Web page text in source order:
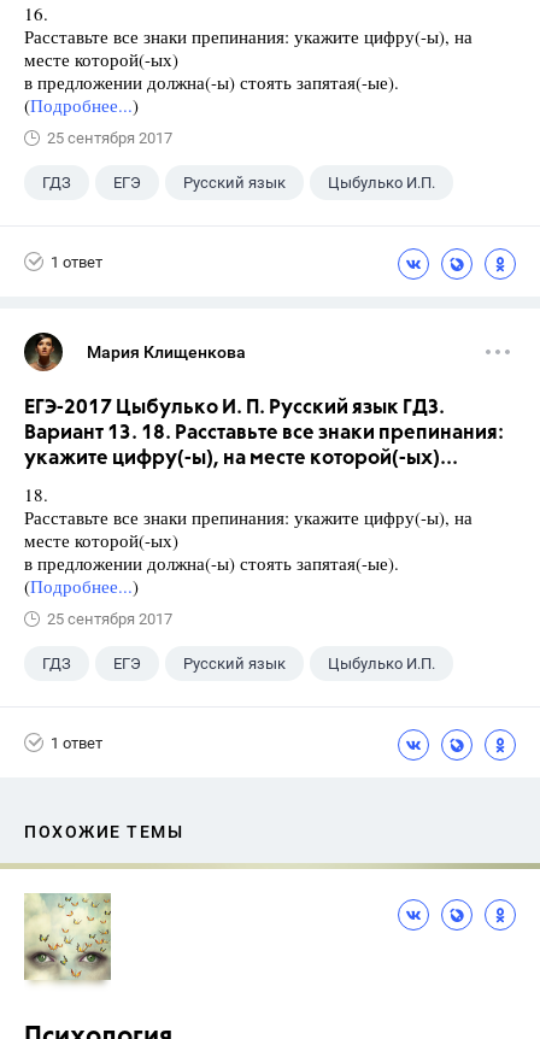
16.
Расставьте все знаки препинания: укажите цифру(-ы), на
месте которой(-ых)
в предложении должна(-ы) стоять запятая(-ые).
(Подробнее...)
25 сентября 2017
ГДЗ ЕГЭ Русский язык Цыбулько И.П.
1 ответ
Мария Клищенкова
ЕГЭ-2017 Цыбулько И. П. Русский язык ГДЗ.
Вариант 13. 18. Расставьте все знаки препинания:
укажите цифру(-ы), на месте которой(-ых)...
18.
Расставьте все знаки препинания: укажите цифру(-ы), на
месте которой(-ых)
в предложении должна(-ы) стоять запятая(-ые).
(Подробнее...)
25 сентября 2017
ГДЗ ЕГЭ Русский язык Цыбулько И.П.
1 ответ
ПОХОЖИЕ ТЕМЫ